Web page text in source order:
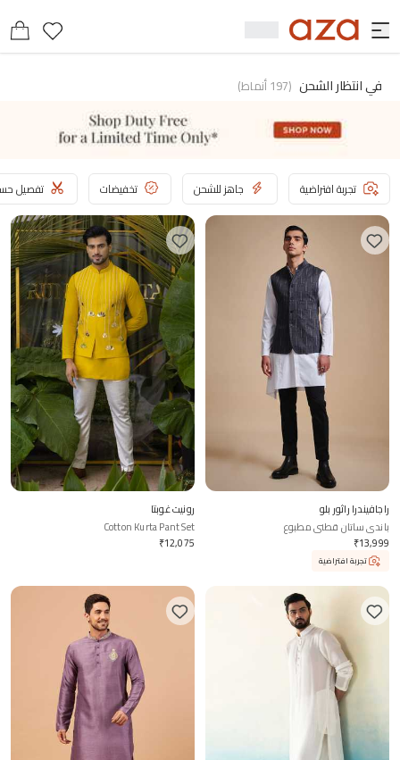
في انتظار الشحن (
197أنماط)
تجربة افتراضية جاهز للشحن تخفيضات تفصيل
راجافيندرا راثور بلو
باندي ساتان قطني مطبوع
₹13,999
تجربة افتراضية
رونيت غوبتا
Cotton Kurta Pant Set
₹12,075